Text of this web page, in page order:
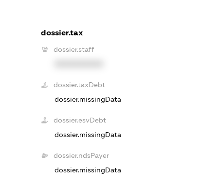
dossier.tax
dossier.staff
dossier.taxDebt
dossier.missingData
dossier.esvDebt
dossier.missingData
dossier.ndsPayer
dossier.missingData